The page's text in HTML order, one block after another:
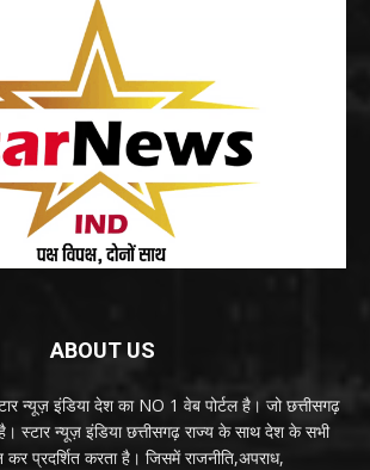
ABOUT US
न्यूज़ इंडिया देश का NO 1 वेब पोर्टल है। जो छत्तीसगढ़
स्टार न्यूज़ इंडिया छत्तीसगढ़ राज्य के साथ देश के सभी
प्रदर्शित करता है। जिसमें राजनीति,अपराध,